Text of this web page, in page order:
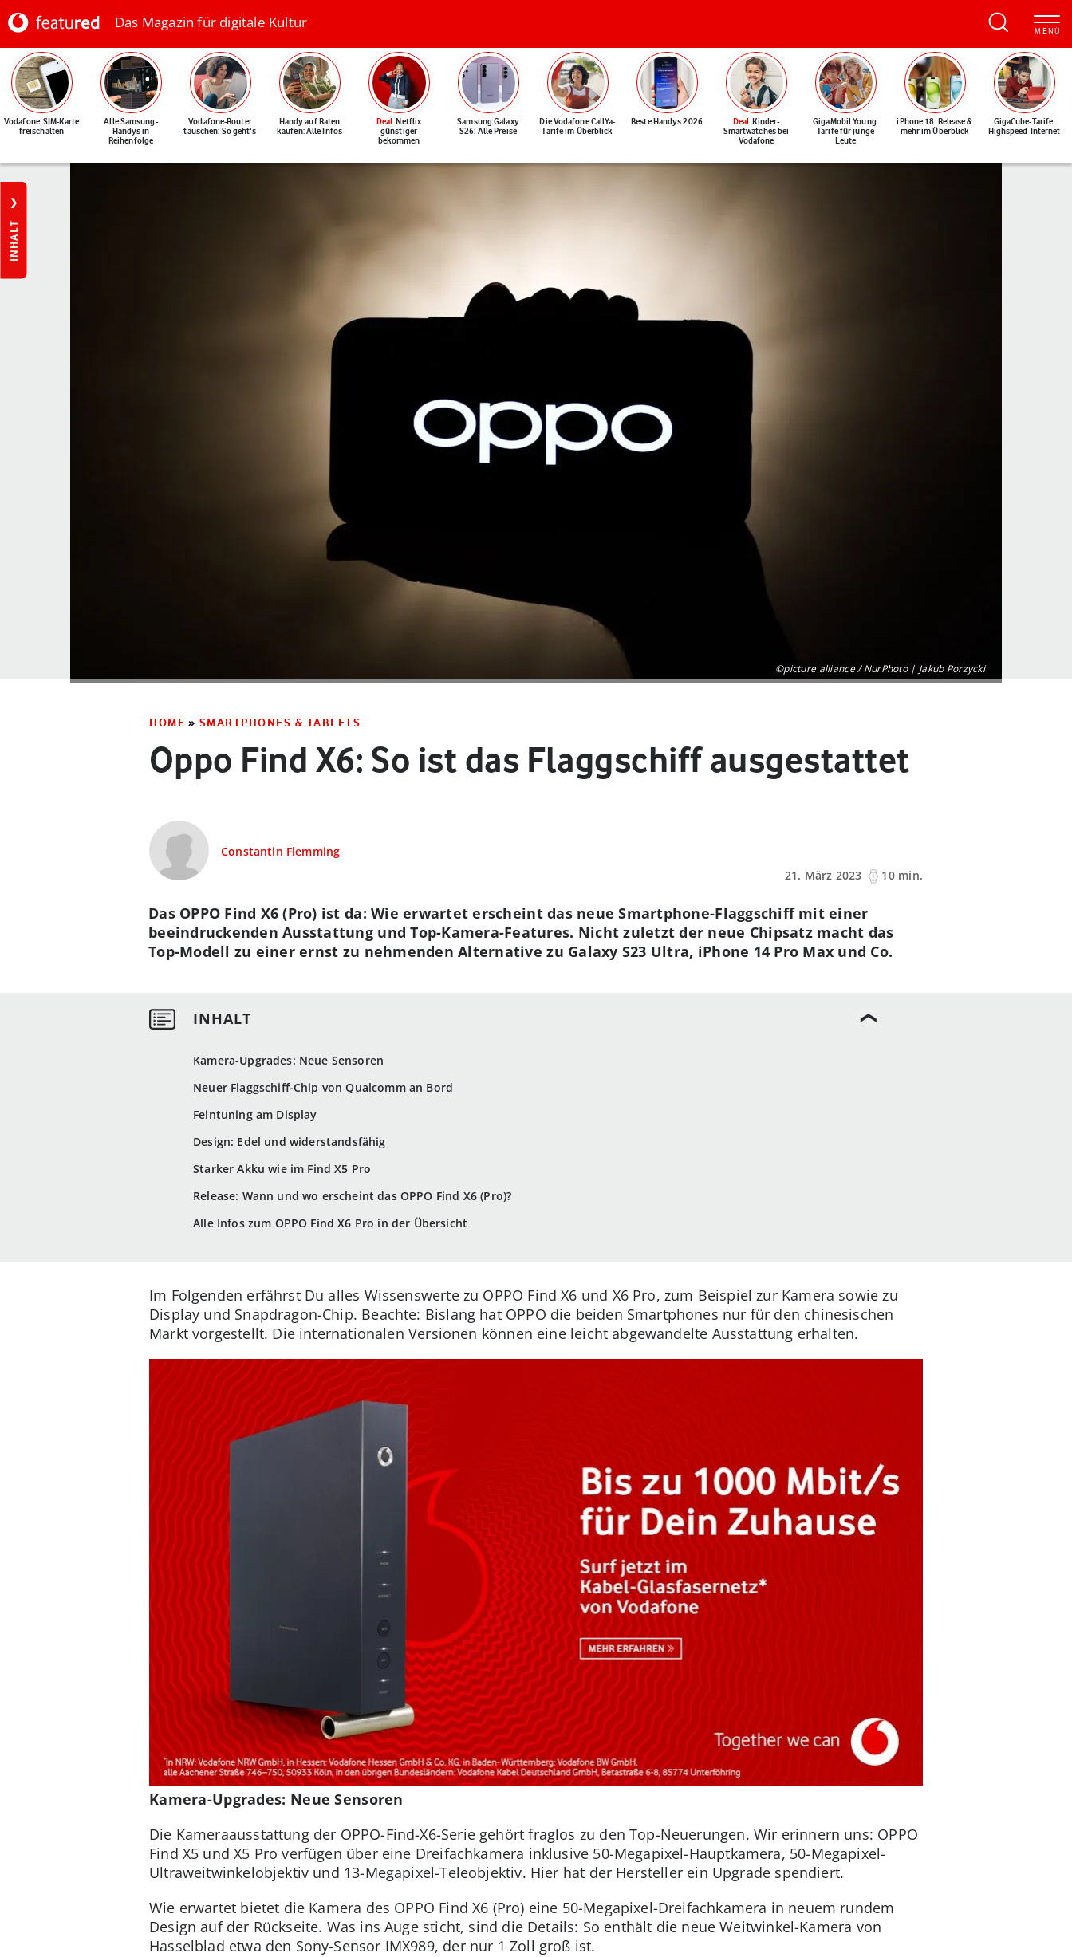
Das Magazin für digitale Kultur
Vodafone: SIM-Karte
freischalten
Alle Samsung-
Handys in
Reihenfolge
Vodafone-Router
tauschen: So geht's
Handy auf Raten
kaufen: Alle Infos
Deal: Netflix
günstiger
bekommen
Samsung Galaxy
S26: Alle Preise
Die Vodafone CallYa-
Tarife im Überblick
Beste Handys 2026 Deal: Kinder-
Smartwatches bei
Vodafone
GigaMobil Young:
Tarife für junge
Leute
iPhone 18: Release &
mehr im Überblick
GigaCube-Tarife:
Highspeed-Internet
INHALT
©picture alliance / NurPhoto | Jakub Porzycki
HOME » SMARTPHONES & TABLETS
Oppo Find X6: So ist das Flaggschiff ausgestattet
Constantin Flemming
21. März 2023
10 min.
Kamera-Upgrades: Neue Sensoren
Neuer Flaggschiff-Chip von Qualcomm an Bord
Feintuning am Display
Design: Edel und widerstandsfähig
Starker Akku wie im Find X5 Pro
Release: Wann und wo erscheint das OPPO Find X6 (Pro)?
Alle Infos zum OPPO Find X6 Pro in der Übersicht
Das OPPO Find X6 (Pro) ist da: Wie erwartet erscheint das neue Smartphone-Flaggschiff mit einer
beeindruckenden Ausstattung und Top-Kamera-Features. Nicht zuletzt der neue Chipsatz macht das
Top-Modell zu einer ernst zu nehmenden Alternative zu Galaxy S23 Ultra, iPhone 14 Pro Max und Co.
Im Folgenden erfährst Du alles Wissenswerte zu OPPO Find X6 und X6 Pro, zum Beispiel zur Kamera sowie zu
Display und Snapdragon-Chip. Beachte: Bislang hat OPPO die beiden Smartphones nur für den chinesischen
Markt vorgestellt. Die internationalen Versionen können eine leicht abgewandelte Ausstattung erhalten.
Kamera-Upgrades: Neue Sensoren
Die Kameraausstattung der OPPO-Find-X6-Serie gehört fraglos zu den Top-Neuerungen. Wir erinnern uns: OPPO
Find X5 und X5 Pro verfügen über eine Dreifachkamera inklusive 50-Megapixel-Hauptkamera, 50-Megapixel-
Ultraweitwinkelobjektiv und 13-Megapixel-Teleobjektiv. Hier hat der Hersteller ein Upgrade spendiert.
Wie erwartet bietet die Kamera des OPPO Find X6 (Pro) eine 50-Megapixel-Dreifachkamera in neuem rundem
Design auf der Rückseite. Was ins Auge sticht, sind die Details: So enthält die neue Weitwinkel-Kamera von
Hasselblad etwa den Sony-Sensor IMX989, der nur 1 Zoll groß ist.